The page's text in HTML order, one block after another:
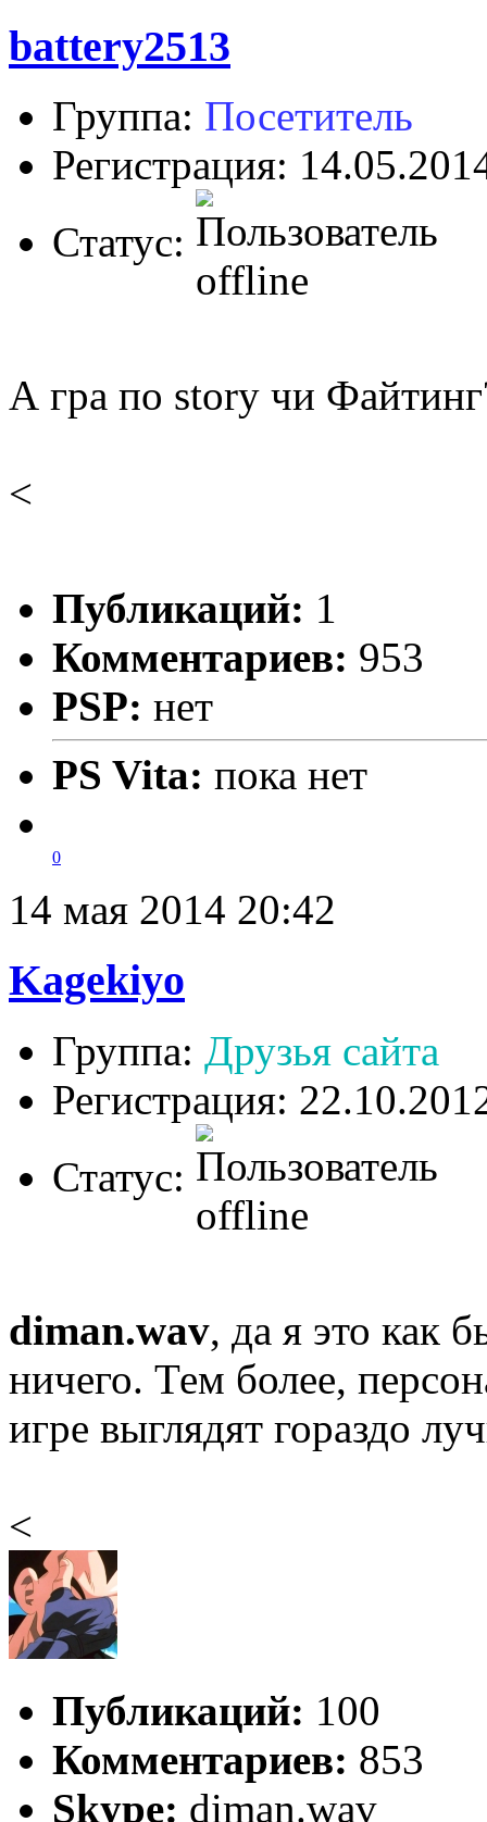
battery2513
Группа: Посетитель
Регистрация:
Статус:
А гра по story чи
<
Публикаций: 1
Комментариев: 953
PSP: нет
PS Vita: пока нет
0
14 мая 2014 20:42
Kagekiyo
Группа: Друзья сайта
Регистрация:
Статус:
diman.wav, да я это как
ничего. Тем более,
игре выглядят гораздо
<
Публикаций: 100
Комментариев: 853
Skype: diman.wav